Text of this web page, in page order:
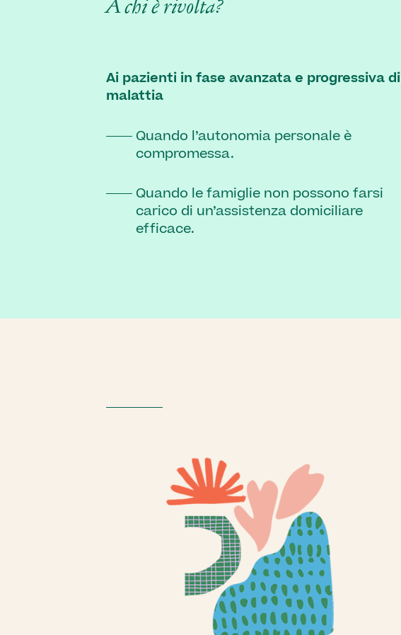
A chi è rivolta?
Ai pazienti in fase avanzata e progressiva di
malattia
Quando l’autonomia personale è
compromessa.
Quando le famiglie non possono farsi
carico di un’assistenza domiciliare
efficace.